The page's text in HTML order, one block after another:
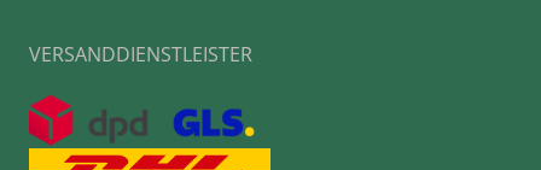
VERSANDDIENSTLEISTER